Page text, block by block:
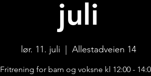
juli
lør. 11. juli Allestadveien 14
Fritrening for barn og voksne kl 12:00 -